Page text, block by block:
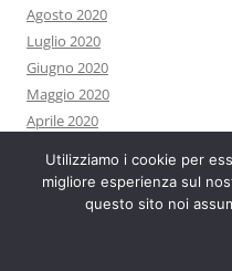
Agosto 2020
Luglio 2020
Giugno 2020
Maggio 2020
Aprile 2020
Febbraio 2020
Gennaio 2020
Utilizziamo i cookie per
migliore esperienza sul
questo sito noi